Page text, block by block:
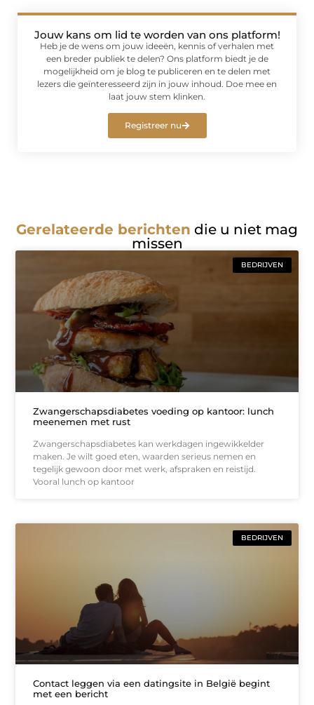
Jouw kans om lid te worden van ons platform!
Heb je de wens om jouw ideeën, kennis of verhalen met
een breder publiek te delen? Ons platform biedt je de
mogelijkheid om je blog te publiceren en te delen met
lezers die geïnteresseerd zijn in jouw inhoud. Doe mee en
laat jouw stem klinken.
Registreer nu
Gerelateerde berichten die u niet mag
missen
BEDRIJVEN
Zwangerschapsdiabetes voeding op kantoor: lunch
meenemen met rust
Zwangerschapsdiabetes kan werkdagen ingewikkelder
maken. Je wilt goed eten, waarden serieus nemen en
tegelijk gewoon door met werk, afspraken en reistijd.
Vooral lunch op kantoor
BEDRIJVEN
Contact leggen via een datingsite in België begint
met een bericht